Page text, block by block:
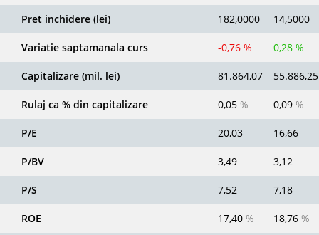
Pret inchidere (lei) 182,0000 14,5000
Variatie saptamanala curs -0,76 % 0,28 %
Capitalizare (mil. lei) 81.864,07 55.886,25
Rulaj ca % din capitalizare 0,05 % 0,09 %
P/E 20,03 16,66
P/BV 3,49 3,12
P/S 7,52 7,18
ROE 17,40 % 18,76 %